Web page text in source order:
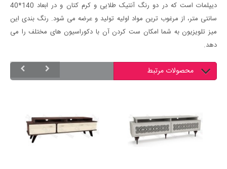
دیپلمات است که در دو رنگ آنتیک طلایی و کرم کتان و در ابعاد 140*40
سانتی متر، از مرغوب ترین مواد اولیه تولید و عرضه می شود. رنگ بندی این
میز تلویزیون به شما امکان ست کردن آن با دکوراسیون های مختلف را می
دهد.
محصولات مرتبط